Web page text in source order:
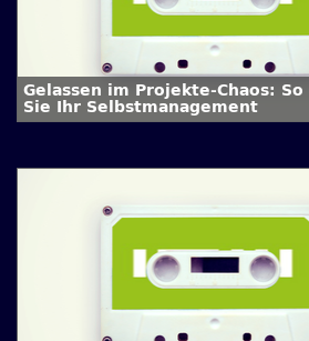
Gelassen im Projekte-Chaos:
Sie Ihr Selbstmanagement